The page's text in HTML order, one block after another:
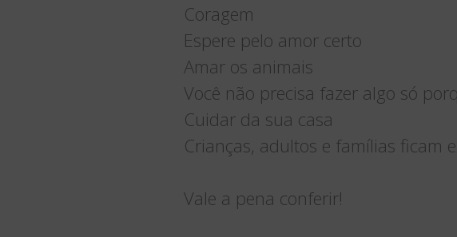
Coragem
Espere pelo amor certo
Amar os animais
Você não precisa fazer algo só
Cuidar da sua casa
Crianças, adultos e famílias ficam
Vale a pena conferir!